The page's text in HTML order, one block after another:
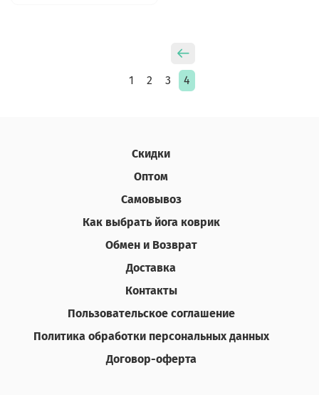
1 2 3 4
Скидки
Оптом
Самовывоз
Как выбрать йога коврик
Обмен и Возврат
Доставка
Контакты
Пользовательское соглашение
Политика обработки персональных данных
Договор-оферта